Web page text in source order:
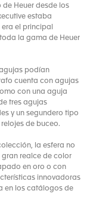
Heuer desde los
estaba
el principal
la gama de Heuer
podían
cuenta con agujas
con una aguja
tres agujas
y un segundero tipo
de buceo.
la esfera no
gran realce de color
en oro o con
innovadoras
en los catálogos de